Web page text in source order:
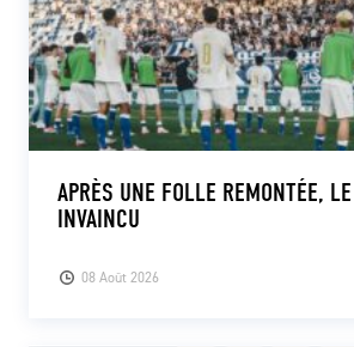
08 Août 2026
APRÈS UNE FOLLE REMONTÉE,
INVAINCU